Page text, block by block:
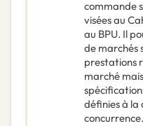
commande
visées au
au BPU. Il
de marchés
prestations
marché
définies à la